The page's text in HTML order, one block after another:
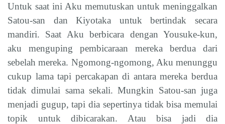
Untuk saat ini Aku memutuskan untuk meninggalkan
Satou-san dan Kiyotaka untuk bertindak secara
mandiri. Saat Aku berbicara dengan Yousuke-kun,
aku menguping pembicaraan mereka berdua dari
sebelah mereka. Ngomong-ngomong, Aku menunggu
cukup lama tapi percakapan di antara mereka berdua
tidak dimulai sama sekali. Mungkin Satou-san juga
menjadi gugup, tapi dia sepertinya tidak bisa memulai
topik untuk dibicarakan. Atau bisa jadi dia